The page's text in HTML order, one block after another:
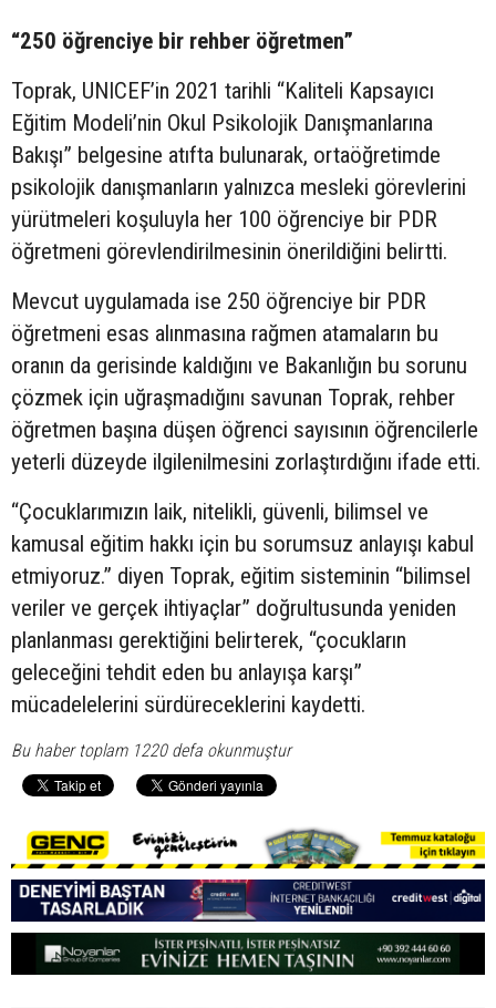
“250 öğrenciye bir rehber öğretmen”
Toprak, UNICEF’in 2021 tarihli “Kaliteli Kapsayıcı
Eğitim Modeli’nin Okul Psikolojik Danışmanlarına
Bakışı” belgesine atıfta bulunarak, ortaöğretimde
psikolojik danışmanların yalnızca mesleki görevlerini
yürütmeleri koşuluyla her 100 öğrenciye bir PDR
öğretmeni görevlendirilmesinin önerildiğini belirtti.
Mevcut uygulamada ise 250 öğrenciye bir PDR
öğretmeni esas alınmasına rağmen atamaların bu
oranın da gerisinde kaldığını ve Bakanlığın bu sorunu
çözmek için uğraşmadığını savunan Toprak, rehber
öğretmen başına düşen öğrenci sayısının öğrencilerle
yeterli düzeyde ilgilenilmesini zorlaştırdığını ifade etti.
“Çocuklarımızın laik, nitelikli, güvenli, bilimsel ve
kamusal eğitim hakkı için bu sorumsuz anlayışı kabul
etmiyoruz.” diyen Toprak, eğitim sisteminin “bilimsel
veriler ve gerçek ihtiyaçlar” doğrultusunda yeniden
planlanması gerektiğini belirterek, “çocukların
geleceğini tehdit eden bu anlayışa karşı”
mücadelelerini sürdüreceklerini kaydetti.
Bu haber toplam 1220 defa okunmuştur